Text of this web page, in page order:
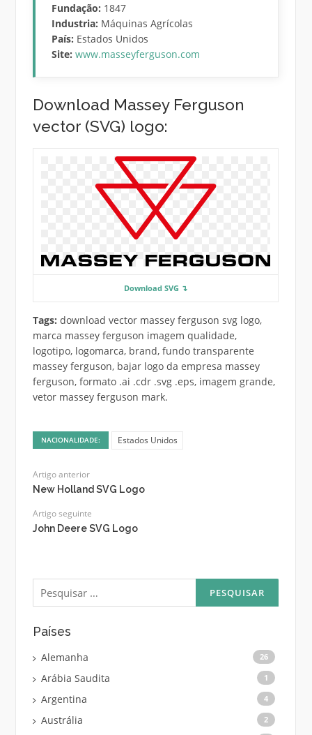
Fundação: 1847
Industria: Máquinas Agrícolas
País: Estados Unidos
Site: www.masseyferguson.com
Download Massey Ferguson
vector (SVG) logo:
Download SVG ↴
Tags: download vector massey ferguson svg logo,
marca massey ferguson imagem qualidade,
logotipo, logomarca, brand, fundo transparente
massey ferguson, bajar logo da empresa massey
ferguson, formato .ai .cdr .svg .eps, imagem grande,
vetor massey ferguson mark.
NACIONALIDADE: Estados Unidos
Artigo anterior
New Holland SVG Logo
Artigo seguinte
John Deere SVG Logo
Pesquisar
por:
Países
Alemanha 26
Arábia Saudita 1
Argentina 4
Austrália 2